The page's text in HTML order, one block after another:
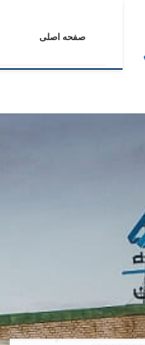
صفحه اصلی